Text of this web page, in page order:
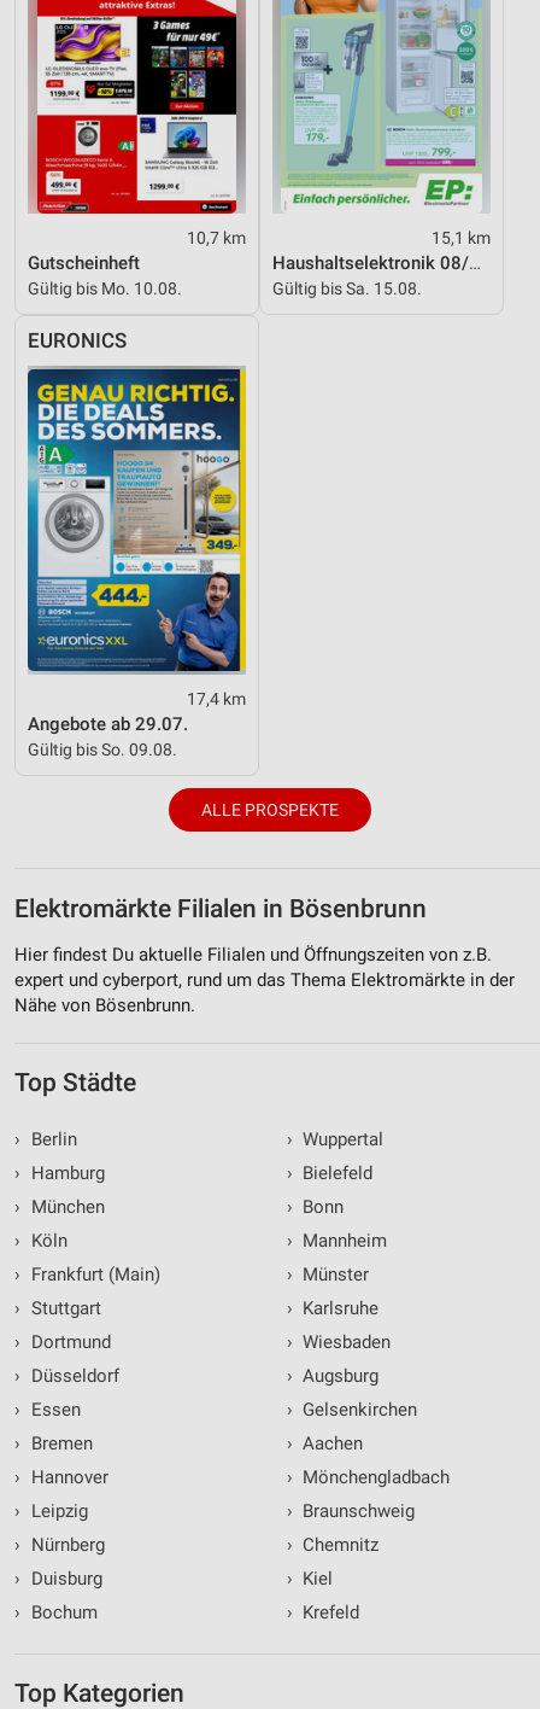
10,7 km
Gutscheinheft
Gültig bis Mo. 10.08.
15,1 km
Haushaltselektronik 08/2026
Gültig bis Sa. 15.08.
EURONICS
17,4 km
Angebote ab 29.07.
Gültig bis So. 09.08.
ALLE PROSPEKTE
Elektromärkte Filialen in Bösenbrunn
Hier findest Du aktuelle Filialen und Öffnungszeiten von z.B.
expert und cyberport, rund um das Thema Elektromärkte in der
Nähe von Bösenbrunn.
Top Städte
›
Berlin
›
Hamburg
›
München
›
Köln
›
Frankfurt (Main)
› Stuttgart
›
Dortmund
›
Düsseldorf
›
Essen
›
Bremen
›
Hannover
›
Leipzig
›
Nürnberg
›
Duisburg
›
Bochum
› Wuppertal
› Bielefeld
› Bonn
› Mannheim
› Münster
› Karlsruhe
› Wiesbaden
› Augsburg
› Gelsenkirchen
› Aachen
› Mönchengladbach
› Braunschweig
› Chemnitz
› Kiel
› Krefeld
Top Kategorien